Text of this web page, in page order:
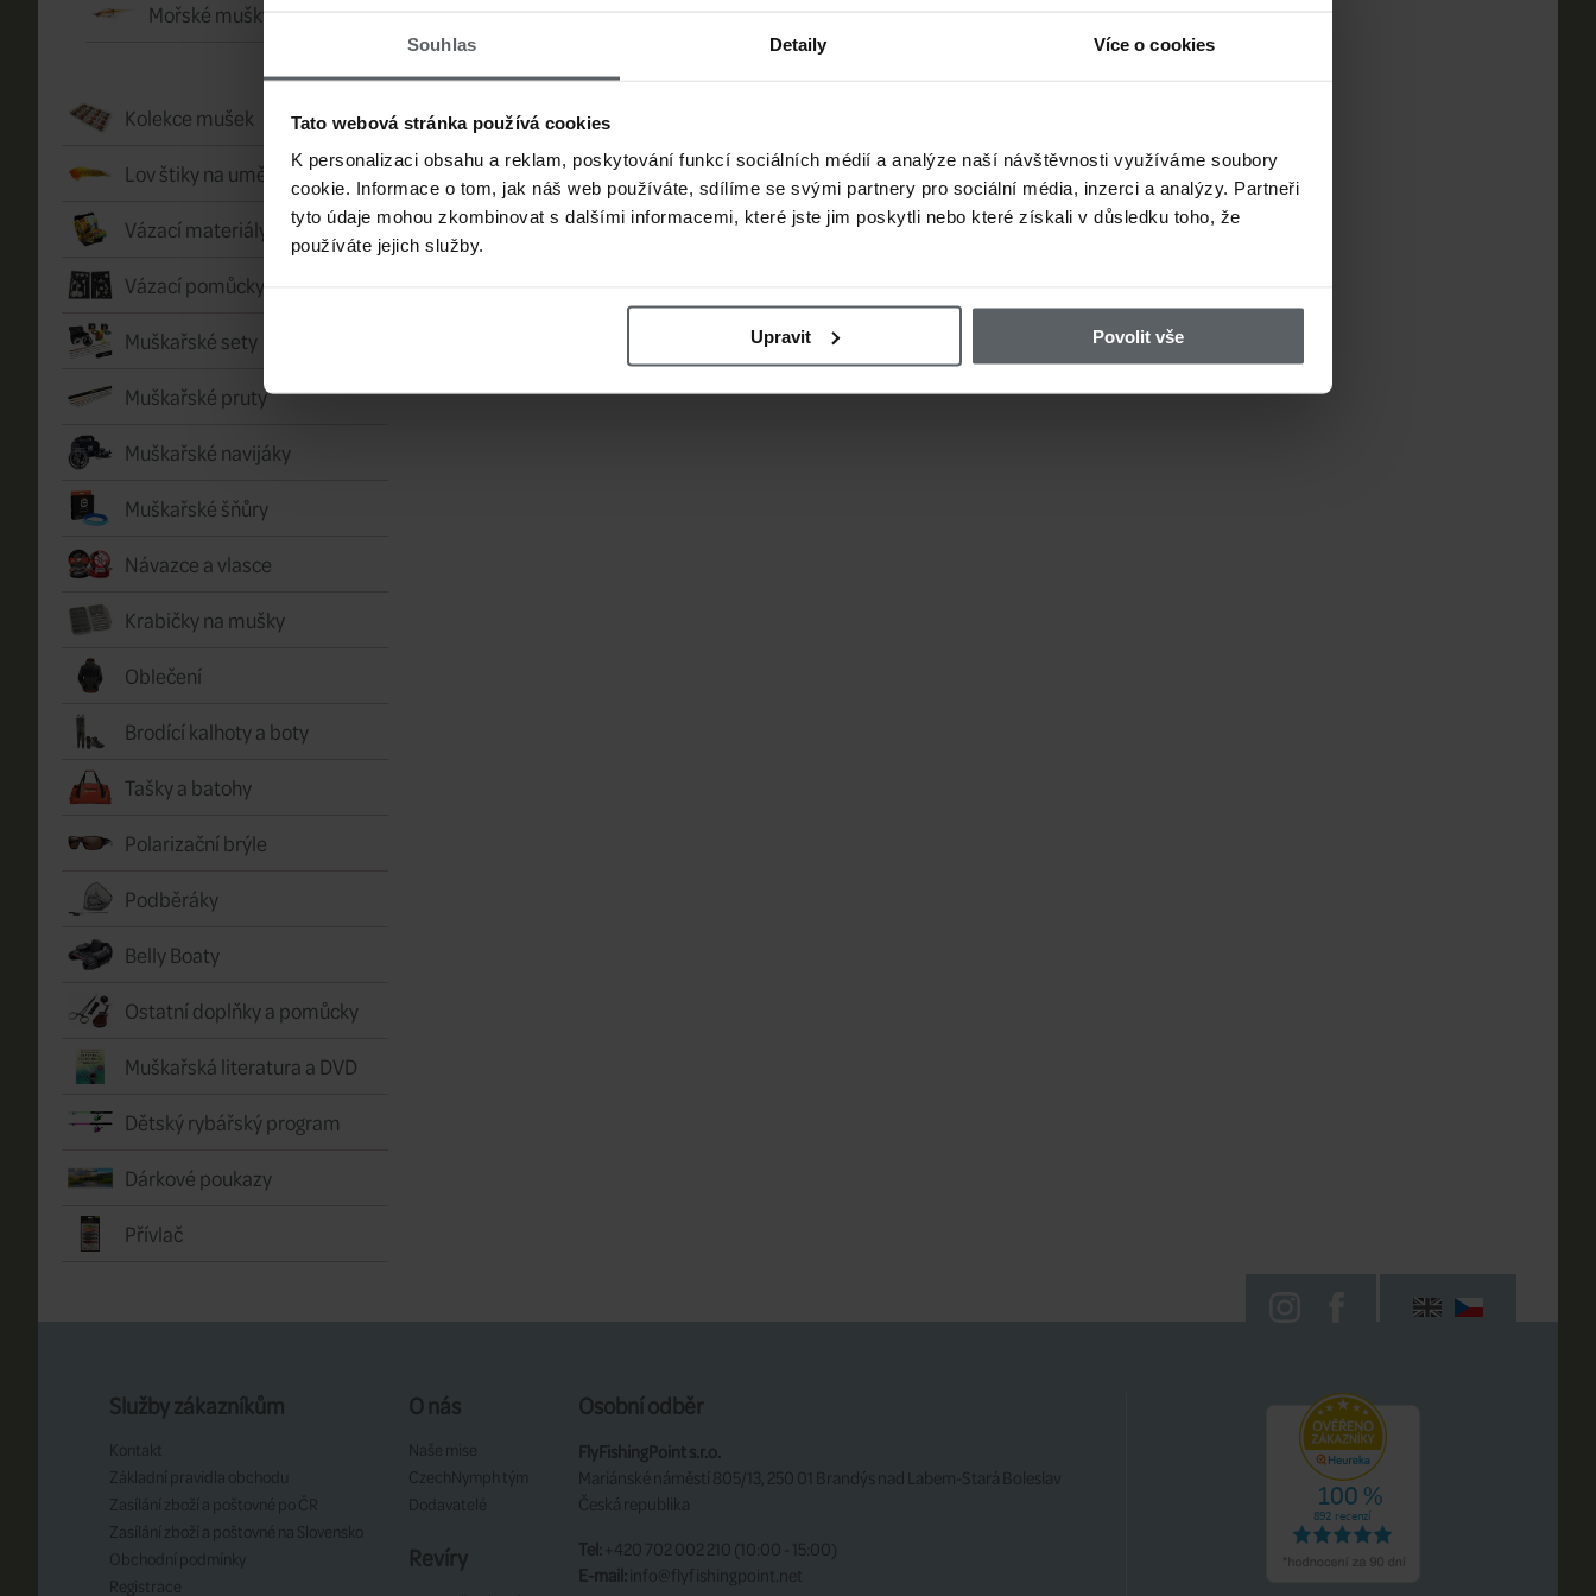
Souhlas Detaily Více o cookies
Tato webová stránka používá cookies
K personalizaci obsahu a reklam, poskytování funkcí sociálních médií a analýze naší návštěvnosti využíváme soubory
cookie. Informace o tom, jak náš web používáte, sdílíme se svými partnery pro sociální média, inzerci a analýzy. Partneři
tyto údaje mohou zkombinovat s dalšími informacemi, které jste jim poskytli nebo které získali v důsledku toho, že
používáte jejich služby.
Upravit Povolit vše
Mořské mušky
Kolekce mušek
Lov štiky na umělou mušku
Vázací materiály
Vázací pomůcky
Muškařské sety
Muškařské pruty
Muškařské navijáky
Muškařské šňůry
Návazce a vlasce
Krabičky na mušky
Oblečení
Brodící kalhoty a boty
Tašky a batohy
Polarizační brýle
Podběráky
Belly Boaty
Ostatní doplňky a pomůcky
Muškařská literatura a DVD
Dětský rybářský program
Dárkové poukazy
Přívlač
Služby zákazníkům
Kontakt
Základní pravidla obchodu
Zasílání zboží a poštovné po ČR
Zasílání zboží a poštovné na Slovensko
Obchodní podmínky
Registrace
O nás
Naše mise
CzechNymph tým
Dodavatelé
Revíry
Osobní odběr
FlyFishingPoint s.r.o.
Mariánské náměstí 805/13, 250 01 Brandýs nad Labem-Stará Boleslav
Česká republika
Tel: +420 702 002 210 (10:00 - 15:00)
E-mail:info@flyfishingpoint.net